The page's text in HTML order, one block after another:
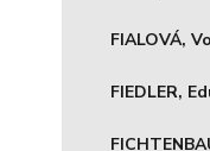
FIALOVÁ,
FIEDLER,